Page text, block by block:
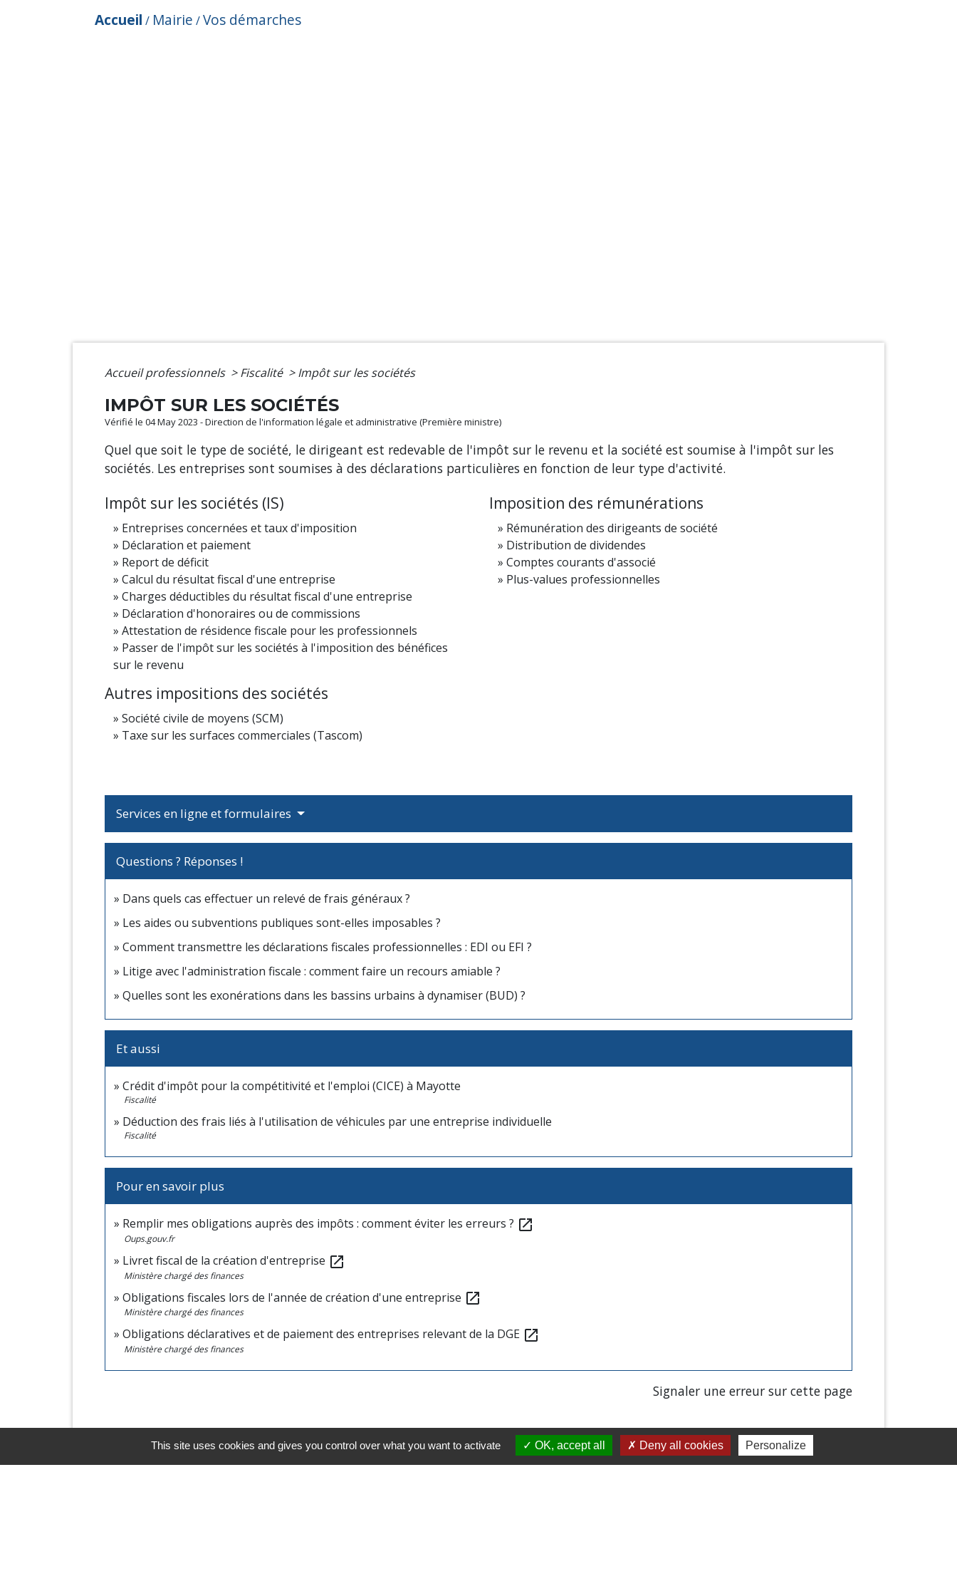
Accueil / Mairie /Vos démarches
Accueil professionnels > Fiscalité > Impôt sur les sociétés
IMPÔT SUR LES SOCIÉTÉS
Vérifié le 04 May 2023 - Direction de l'information légale et administrative (Première ministre)
Quel que soit le type de société, le dirigeant est redevable de l'impôt sur le revenu et la société est soumise à l'impôt sur les
sociétés. Les entreprises sont soumises à des déclarations particulières en fonction de leur type d'activité.
Impôt sur les sociétés (IS)
Entreprises concernées et taux d'imposition
Déclaration et paiement
Report de déficit
Calcul du résultat fiscal d'une entreprise
Charges déductibles du résultat fiscal d'une entreprise
Déclaration d'honoraires ou de commissions
Attestation de résidence fiscale pour les professionnels
Passer de l'impôt sur les sociétés à l'imposition des bénéfices
sur le revenu
Imposition des rémunérations
Rémunération des dirigeants de société
Distribution de dividendes
Comptes courants d'associé
Plus-values professionnelles
Autres impositions des sociétés
Société civile de moyens (SCM)
Taxe sur les surfaces commerciales (Tascom)
Services en ligne et formulaires
Questions ? Réponses !
Dans quels cas effectuer un relevé de frais généraux ?
Les aides ou subventions publiques sont-elles imposables ?
Comment transmettre les déclarations fiscales professionnelles : EDI ou EFI ?
Litige avec l'administration fiscale : comment faire un recours amiable ?
Quelles sont les exonérations dans les bassins urbains à dynamiser (BUD) ?
Et aussi
Crédit d'impôt pour la compétitivité et l'emploi (CICE) à Mayotte
Fiscalité
Déduction des frais liés à l'utilisation de véhicules par une entreprise individuelle
Fiscalité
Pour en savoir plus
Remplir mes obligations auprès des impôts : comment éviter les erreurs ? open_in_new
Oups.gouv.fr
Livret fiscal de la création d'entreprise open_in_new
Ministère chargé des finances
Obligations fiscales lors de l'année de création d'une entreprise open_in_new
Ministère chargé des finances
Obligations déclaratives et de paiement des entreprises relevant de la DGE open_in_new
Ministère chargé des finances
Signaler une erreur sur cette page
This site uses cookies and gives you control over what you want to activate OK, accept all Deny all cookies Personalize